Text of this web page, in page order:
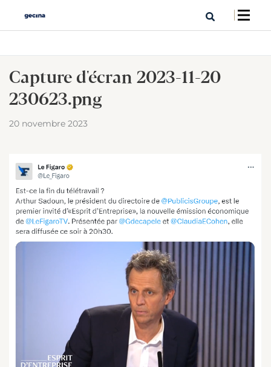
Capture d'écran 2023-11-20
230623.png
20 novembre 2023